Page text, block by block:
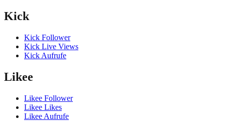
Kick
Kick Follower
Kick Live Views
Kick Aufrufe
Likee
Likee Follower
Likee Likes
Likee Aufrufe